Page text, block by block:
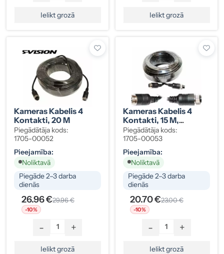
Ielikt grozā Ielikt grozā
Kameras Kabelis 4
Kontakti, 20 M
Piegādātāja kods:
1705-00052
Pieejamība:
Noliktavā
Piegāde 2–3 darba
dienās
26.96 €29.96 €
-10%
- +
Ielikt grozā
Kameras Kabelis 4
Kontakti, 15 M,
Tēviņa–Mātītes
Piegādātāja kods:
1705-00053
Pieejamība:
Noliktavā
Piegāde 2–3 darba
dienās
20.70 €23.00 €
-10%
- +
Ielikt grozā